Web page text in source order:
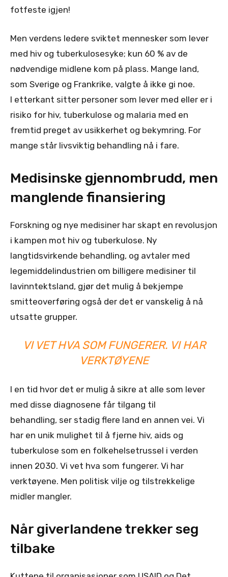
fotfeste igjen!
Men verdens ledere sviktet mennesker som lever
med hiv og tuberkulosesyke; kun 60 % av de
nødvendige midlene kom på plass. Mange land,
som Sverige og Frankrike, valgte å ikke gi noe.
I etterkant sitter personer som lever med eller er i
risiko for hiv, tuberkulose og malaria med en
fremtid preget av usikkerhet og bekymring. For
mange står livsviktig behandling nå i fare.
Medisinske gjennombrudd, men
manglende finansiering
Forskning og nye medisiner har skapt en revolusjon
i kampen mot hiv og tuberkulose. Ny
langtidsvirkende behandling, og avtaler med
legemiddelindustrien om billigere medisiner til
lavinntektsland, gjør det mulig å bekjempe
smitteoverføring også der det er vanskelig å nå
utsatte grupper.
VI VET HVA SOM FUNGERER. VI HAR
VERKTØYENE
I en tid hvor det er mulig å sikre at alle som lever
med disse diagnosene får tilgang til
behandling, ser stadig flere land en annen vei. Vi
har en unik mulighet til å fjerne hiv, aids og
tuberkulose som en folkehelsetrussel i verden
innen 2030. Vi vet hva som fungerer. Vi har
verktøyene. Men politisk vilje og tilstrekkelige
midler mangler.
Når giverlandene trekker seg
tilbake